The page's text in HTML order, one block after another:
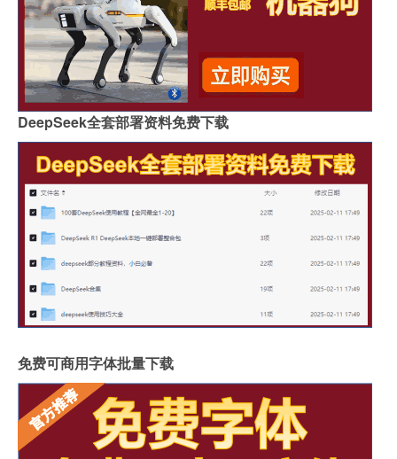
DeepSeek全套部署资料免费下载
免费可商用字体批量下载